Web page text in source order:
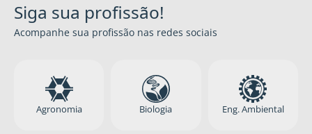
Siga sua profissão!
Acompanhe sua profissão nas redes sociais
Agronomia Biologia Eng. Ambiental